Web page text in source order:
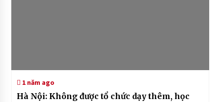
1 năm ago
Hà Nội: Không được tổ chức dạy thêm, học